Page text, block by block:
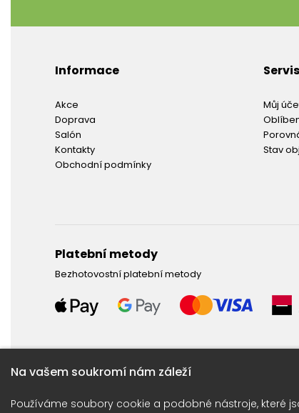
Informace
Akce
Doprava
Salón
Kontakty
Obchodní podmínky
Můj
Stav
Platební metody
Bezhotovostní platební metody
Na vašem soukromí nám záleží
Používáme soubory cookie a podobné nástroje, které